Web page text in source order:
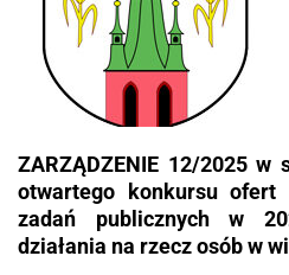
ZARZĄDZENIE 12/2025 w
otwartego konkursu ofert
zadań publicznych w
działania na rzecz osób w